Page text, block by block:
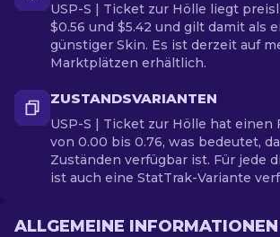
USP-S | Ticket zur Hölle liegt
$0.56 und $5.42 und gilt damit als
günstiger Skin. Es ist derzeit auf
Marktplätzen erhältlich.
ZUSTANDSVARIANTEN
USP-S | Ticket zur Hölle hat einen
von 0.00 bis 0.76, was bedeutet,
Zuständen verfügbar ist. Für jede
ist auch eine StatTrak-Variante
ALLGEMEINE INFORMATIONEN